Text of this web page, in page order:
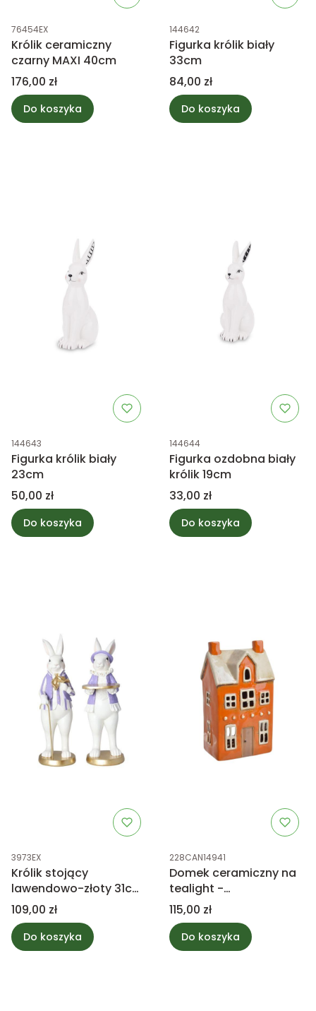
Kod produktu
76454EX
Królik ceramiczny
czarny MAXI 40cm
Cena
176,00 zł
Do koszyka
Kod produktu
144642
Figurka królik biały
33cm
Cena
84,00 zł
Do koszyka
Kod produktu
144643
Figurka królik biały
23cm
Cena
50,00 zł
Do koszyka
Kod produktu
144644
Figurka ozdobna biały
królik 19cm
Cena
33,00 zł
Do koszyka
Kod produktu
3973EX
Królik stojący
lawendowo-złoty 31cm
mix 1szt.
Cena
109,00 zł
Do koszyka
Kod produktu
228CAN14941
Domek ceramiczny na
tealight -
pomarańczowy z
białym dachem
Cena
115,00 zł
Do koszyka